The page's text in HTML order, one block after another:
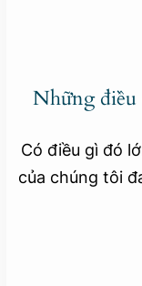
Những
Có điều gì đó
của chúng tôi